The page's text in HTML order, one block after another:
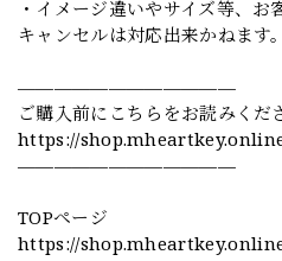
・イメージ違いやサイズ等、お
キャンセルは対応出来かねます。
————————————
ご購入前にこちらをお読みくだ
https://
————————————
TOPページ
https://